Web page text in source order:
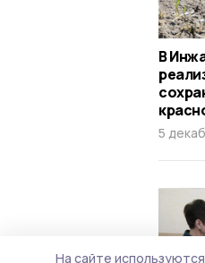
В
5
На сайте